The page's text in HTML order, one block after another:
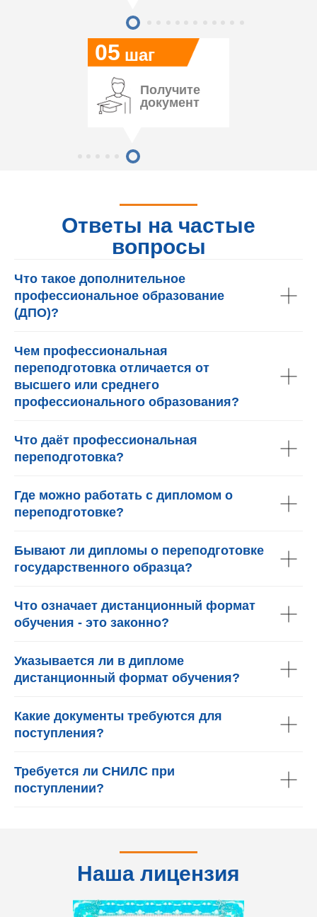
05 шаг
Получите
документ
Ответы на частые
вопросы
Что такое дополнительное
профессиональное образование
(ДПО)?
Чем профессиональная
переподготовка отличается от
высшего или среднего
профессионального образования?
Что даёт профессиональная
переподготовка?
Где можно работать с дипломом о
переподготовке?
Бывают ли дипломы о переподготовке
государственного образца?
Что означает дистанционный формат
обучения - это законно?
Указывается ли в дипломе
дистанционный формат обучения?
Какие документы требуются для
поступления?
Требуется ли СНИЛС при
поступлении?
Наша лицензия